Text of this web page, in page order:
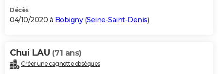
Décès
04/10/2020 à Bobigny(Seine-Saint-Denis)
Chui LAU (71 ans)
Créer une cagnotte obsèques